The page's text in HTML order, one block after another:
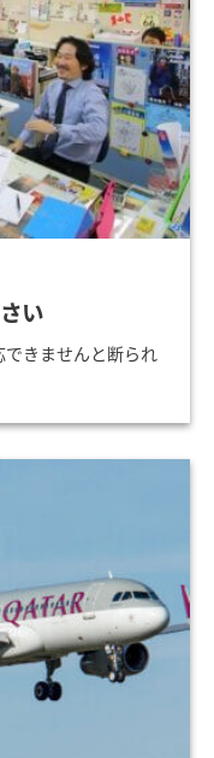
い
きませんと断られ